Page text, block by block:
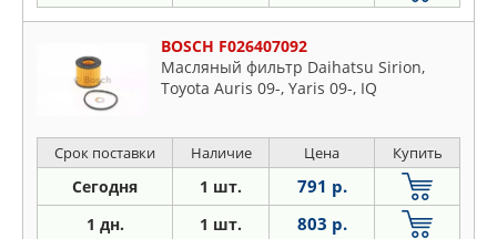
BOSCH F026407092
Масляный фильтр Daihatsu Sirion,
Toyota Auris 09-, Yaris 09-, IQ
Срок поставки Наличие Цена Купить
Сегодня 1 шт. 791 р.
1 дн. 1 шт. 803 р.